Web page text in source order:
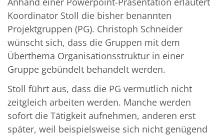
Koordinator Stoll die bisher benannten
Projektgruppen (PG). Christoph Schneider
wünscht sich, dass die Gruppen mit dem
Überthema Organisationsstruktur in einer
Gruppe gebündelt behandelt werden.
Stoll führt aus, dass die PG vermutlich nicht
zeitgleich arbeiten werden. Manche werden
sofort die Tätigkeit aufnehmen, anderen erst
später, weil beispielsweise sich nicht genügend